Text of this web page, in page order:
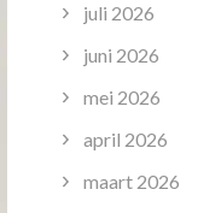
juli 2026
juni 2026
mei 2026
april 2026
maart 2026